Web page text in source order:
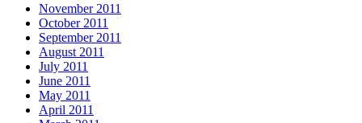
November 2011
October 2011
September 2011
August 2011
July 2011
June 2011
May 2011
April 2011